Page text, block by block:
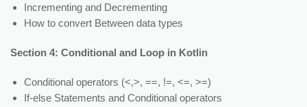
Incrementing and Decrementing
How to convert Between data types
Section 4: Conditional and Loop in Kotlin
Conditional operators (<,>, ==, !=, <=, >=)
If-else Statements and Conditional operators